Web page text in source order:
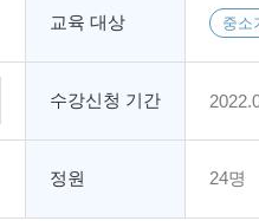
교육 대상 중소
수강신청 기간
정원 24명